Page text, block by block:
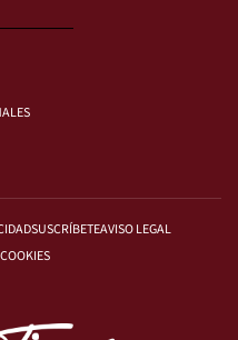
SUSCRÍBETEAVISO LEGAL